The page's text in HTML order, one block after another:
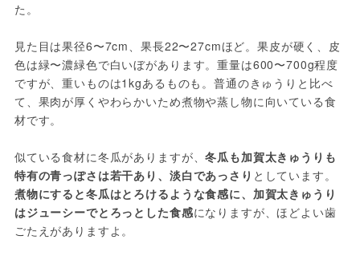
た。
見た目は果径6〜7cm、果長22〜27cmほど。果皮が硬く、皮
色は緑〜濃緑色で白いぼがあります。重量は600〜700g程度
ですが、重いものは1kgあるものも。普通のきゅうりと比べ
て、果肉が厚くやわらかいため煮物や蒸し物に向いている食
材です。
似ている食材に冬瓜がありますが、冬瓜も加賀太きゅうりも
特有の青っぽさは若干あり、淡白であっさり としています。
煮物にすると冬瓜はとろけるような食感に、加賀太きゅうり
はジューシーでとろっとした食感になりますが、ほどよい歯
ごたえがありますよ。